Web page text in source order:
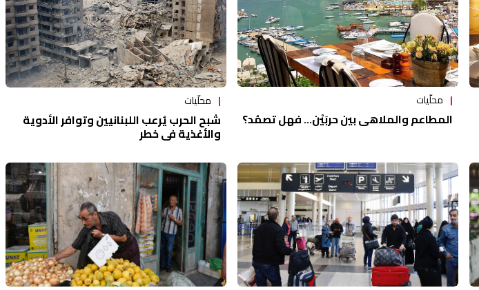
محلّيات
المطاعم والملاهي بين حربَيْن... فهل تصمُد؟
محلّيات
شبح الحرب يُرعب اللبنانيين وتوافر الأدوية
والأغذية في خطر